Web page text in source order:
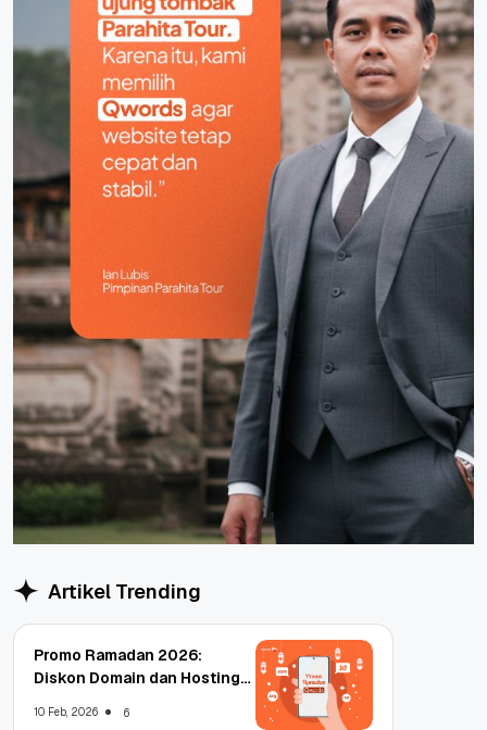
Artikel Trending
Promo Ramadan 2026:
Diskon Domain dan Hosting
10 Feb, 2026 6